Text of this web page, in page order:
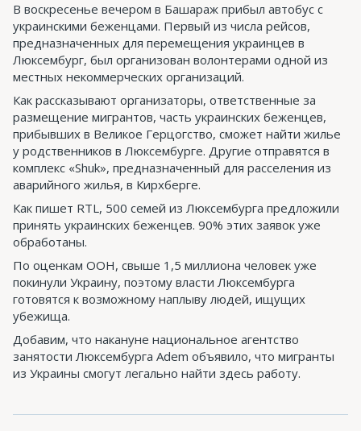
В воскресенье вечером в Башараж прибыл автобус с
украинскими беженцами. Первый из числа рейсов,
предназначенных для перемещения украинцев в
Люксембург, был организован волонтерами одной из
местных некоммерческих организаций.
Как рассказывают организаторы, ответственные за
размещение мигрантов, часть украинских беженцев,
прибывших в Великое Герцогство, сможет найти жилье
у родственников в Люксембурге. Другие отправятся в
комплекс «Shuk», предназначенный для расселения из
аварийного жилья, в Кирхберге.
Как пишет RTL, 500 семей из Люксембурга предложили
принять украинских беженцев. 90% этих заявок уже
обработаны.
По оценкам ООН, свыше 1,5 миллиона человек уже
покинули Украину, поэтому власти Люксембурга
готовятся к возможному наплыву людей, ищущих
убежища.
Добавим, что накануне национальное агентство
занятости Люксембурга Adem объявило, что мигранты
из Украины смогут легально найти здесь работу.